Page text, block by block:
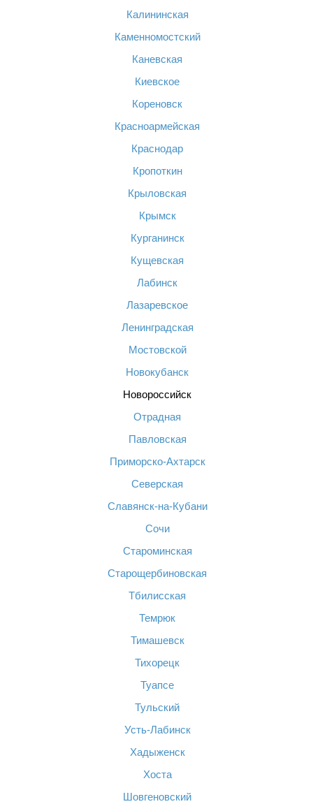
Калининская
Каменномостский
Каневская
Киевское
Кореновск
Красноармейская
Краснодар
Кропоткин
Крыловская
Крымск
Курганинск
Кущевская
Лабинск
Лазаревское
Ленинградская
Мостовской
Новокубанск
Новороссийск
Отрадная
Павловская
Приморско-Ахтарск
Северская
Славянск-на-Кубани
Сочи
Староминская
Старощербиновская
Тбилисская
Темрюк
Тимашевск
Тихорецк
Туапсе
Тульский
Усть-Лабинск
Хадыженск
Хоста
Шовгеновский